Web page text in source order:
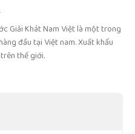
Giải Khát Nam Việt là một trong
đầu tại Việt nam. Xuất khẩu
thế giới.